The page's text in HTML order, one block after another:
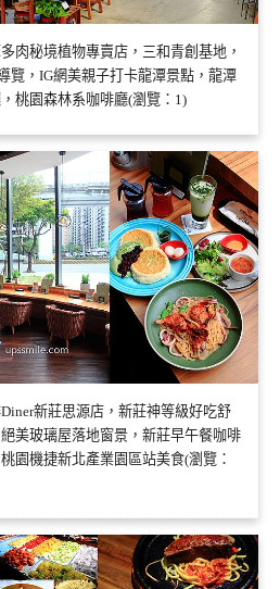
肉秘境植物專賣店，三和青創基地，
覽，IG網美親子打卡龍潭景點，龍潭
桃園森林系咖啡廳(瀏覽：1)
新莊思源店，新莊神等級好吃舒
美玻璃屋落地窗景，新莊早午餐咖啡
園機捷新北產業園區站美食(瀏覽：